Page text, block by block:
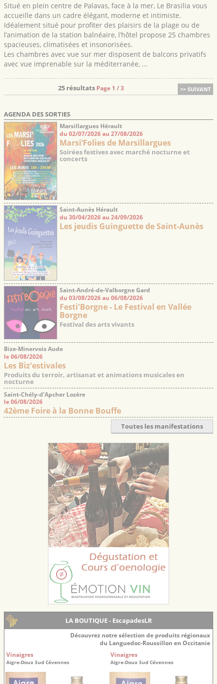
Situé en plein centre de Palavas, face à la mer, Le Brasilia vous
accueille dans un cadre élégant, moderne et intimiste.
Idéalement situé pour profiter des plaisirs de la plage ou de
l’animation de la station balnéaire, l’hôtel propose 25 chambres
spacieuses, climatisées et insonorisées.
Les chambres avec vue sur mer disposent de balcons privatifs
avec vue imprenable sur la méditerranée, ...
>> SUIVANT
25 résultats Page 1 / 3
AGENDA DES SORTIES
Marsillargues Hérault
du 02/07/2026 au 27/08/2026
Marsi’Folies de Marsillargues
Soirées festives avec marché nocturne et
concerts
Saint-Aunès Hérault
du 30/04/2026 au 24/09/2026
Les jeudis Guinguette de Saint-Aunès
Saint-André-de-Valborgne Gard
du 03/08/2026 au 06/08/2026
Festi'Borgne - Le Festival en Vallée
Borgne
Festival des arts vivants
Bize-Minervois Aude
le 06/08/2026
Les Biz'estivales
Produits du terroir, artisanat et animations musicales en
nocturne
Saint-Chély-d’Apcher Lozère
le 06/08/2026
42ème Foire à la Bonne Bouffe
Toutes les manifestations
LA BOUTIQUE - EscapadesLR
Découvrez notre sélection de produits régionaux
du Languedoc-Roussillon en Occitanie
Vinaigres
Aigre-Doux Sud Cévennes
Vinaigres
Aigre-Doux Sud Cévennes